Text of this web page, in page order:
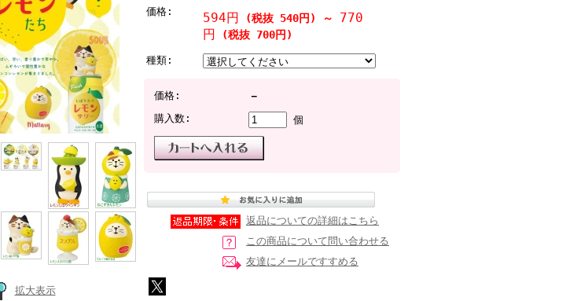
拡大表示
価格:
594円 (税抜 540円) ～
770
円 (税抜 700円)
種類:
価格: －
購入数: 個
返品についての詳細はこちら
この商品について問い合わせる
友達にメールですすめる